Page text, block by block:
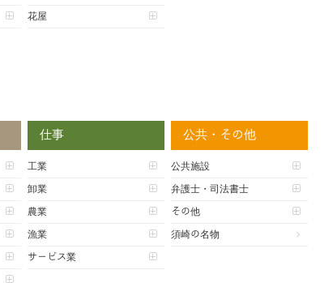
花屋
仕事
工業
卸業
農業
漁業
サービス業
公共・その他
公共施設
弁護士・司法書士
その他
須崎の名物